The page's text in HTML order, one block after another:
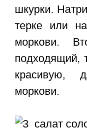
шкурки.
терке или
моркови.
подходящий,
красивую,
моркови.